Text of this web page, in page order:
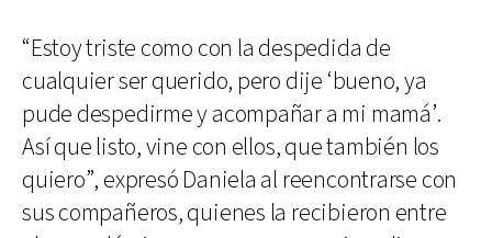
“Estoy triste como con la despedida de
cualquier ser querido, pero dije ‘bueno, ya
pude despedirme y acompañar a mi mamá’.
Así que listo, vine con ellos, que también los
quiero”, expresó Daniela al reencontrarse con
sus compañeros, quienes la recibieron entre